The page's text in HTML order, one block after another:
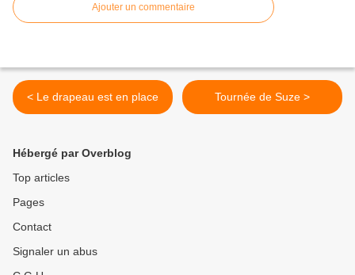
Ajouter un commentaire
< Le drapeau est en place Tournée de Suze >
Hébergé par Overblog
Top articles
Pages
Contact
Signaler un abus